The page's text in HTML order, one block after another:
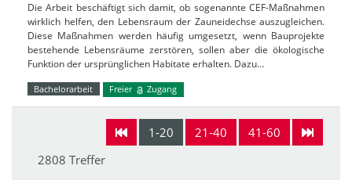
Die Arbeit beschäftigt sich damit, ob sogenannte CEF-Maßnahmen
wirklich helfen, den Lebensraum der Zauneidechse auszugleichen.
Diese Maßnahmen werden häufig umgesetzt, wenn Bauprojekte
bestehende Lebensräume zerstören, sollen aber die ökologische
Funktion der ursprünglichen Habitate erhalten. Dazu…
Bachelorarbeit Freier Zugang
1-20 21-40
41-60
2808 Treffer